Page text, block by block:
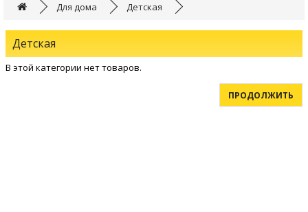
Для дома Детская
Детская
В этой категории нет товаров.
ПРОДОЛЖИТЬ